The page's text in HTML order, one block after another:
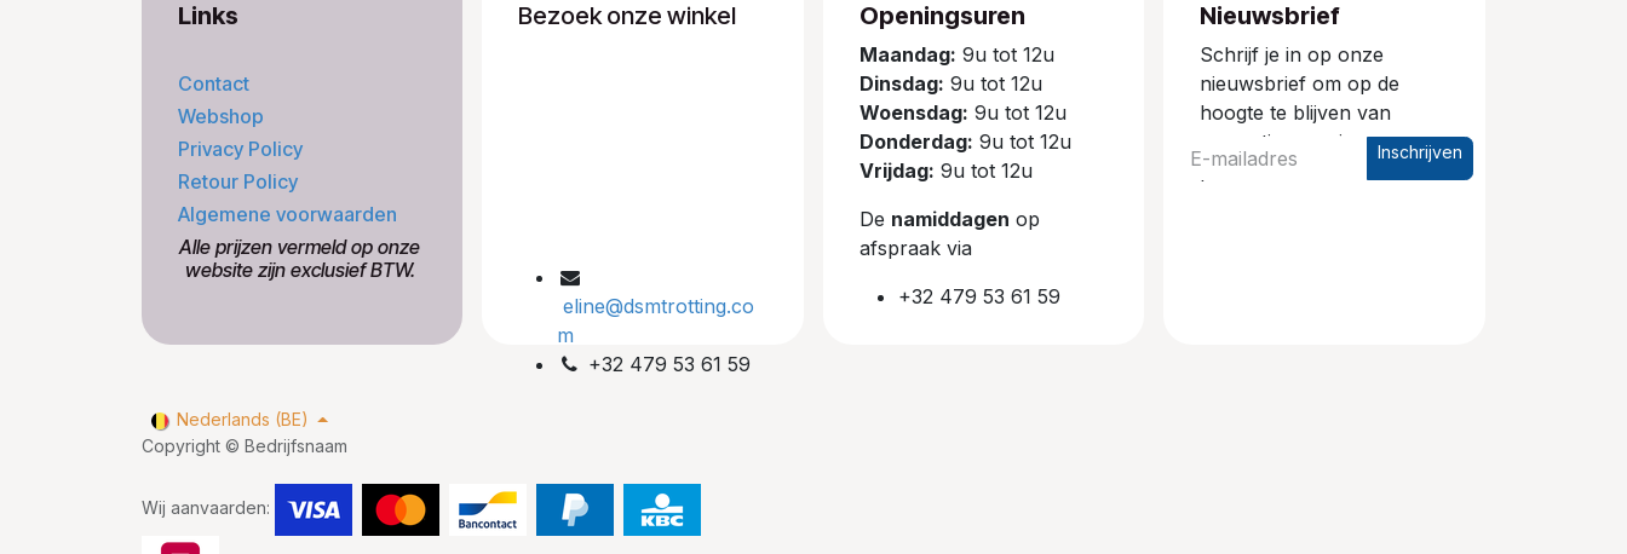
Links
Contact
Webshop
Privacy Policy
Retour Policy
Algemene voorwaarden
​Alle prijzen vermeld op onze
​website zijn exclusief BTW.
Bezoek onze winkel
eline@dsmtrotting.co
m
+32 479 53 61 59
Openingsuren
Maandag: 9u tot 12u
Dinsdag: 9u tot 12u
Woensdag: 9u tot 12u
Donderdag: 9u tot 12u
Vrijdag: 9u tot 12u
De namiddagen op
afspraak via
+32 479 53 61 59
Nieuwsbrief
Schrijf je in op onze
nieuwsbrief om op de
hoogte te blijven van
promoties en nieuwe
producten.
Inschrijven
Copyright © Bedrijfsnaam
Wij aanvaarden:
Nederlands (BE)